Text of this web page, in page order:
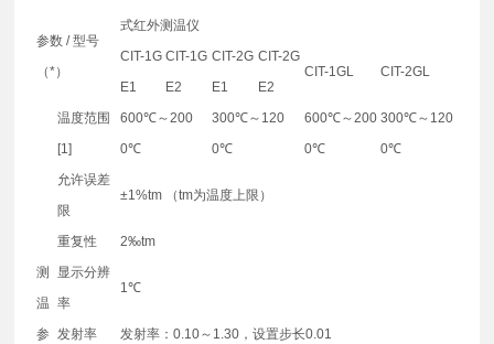
参数 / 型号
（*）
式红外测温仪
CIT-1G
E1
CIT-1G
E2
CIT-2G
E1
CIT-2G
E2
CIT-1GL CIT-2GL
测
温
参
温度范围
[1]
600℃～200
0℃
300℃～120
0℃
600℃～200
0℃
300℃～120
0℃
允许误差
限
±1%tm （tm为温度上限）
重复性
2‰tm
显示分辨
率
1℃
发射率
发射率：0.10～1.30，设置步长0.01